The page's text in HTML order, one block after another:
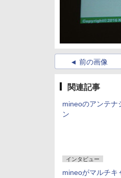
前の画像
関連記事
mineoのアンテナ
ン
インタビュー
mineoがマルチキ